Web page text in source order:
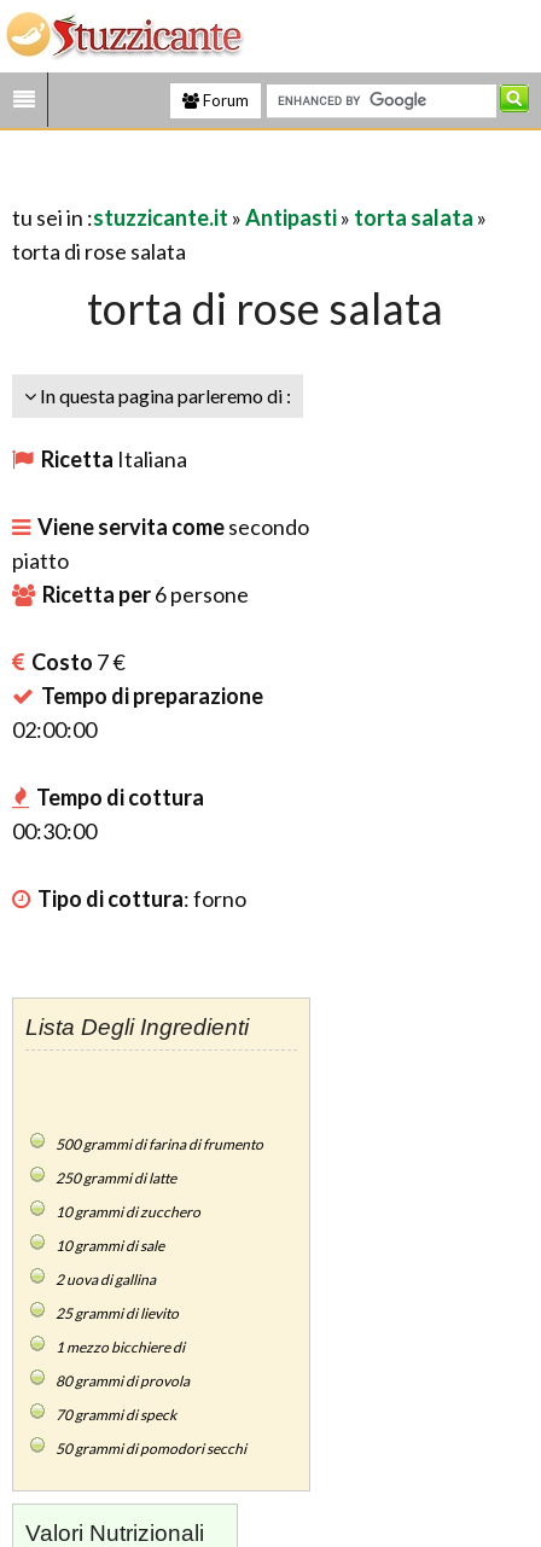
Forum
tu sei in :stuzzicante.it »Antipasti» torta salata »
torta di rose salata
torta di rose salata
In questa pagina parleremo di :
Ricetta Italiana
Viene servita comesecondo
piatto
Ricetta per6persone
Costo 7 €
Tempo di preparazione
02:00:00
Tempo di cottura
00:30:00
Tipo di cottura:forno
Lista Degli Ingredienti
500grammi di farina di frumento
250grammi di latte
10grammi di zucchero
10grammi di sale
2uova di gallina
25grammi di lievito
1 mezzo bicchiere di
80grammi di provola
70grammi di speck
50grammi di pomodori secchi
Valori Nutrizionali